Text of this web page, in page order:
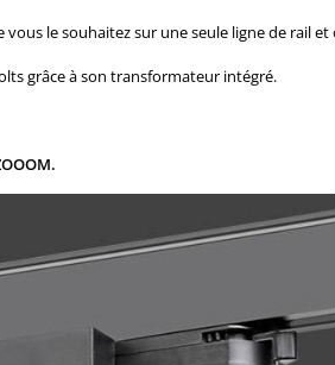
le souhaitez sur une seule ligne de rail
grâce à son transformateur intégré.